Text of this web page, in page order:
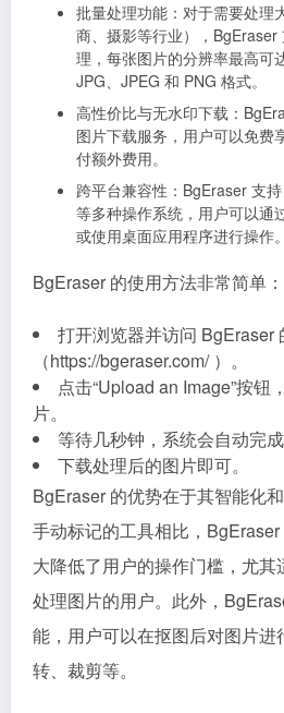
批量处理功能：对于需要处理
商、摄影等行业），
理，每张图片的分辨率最高可
JPG、JPEG 和 PNG 格式。
高性价比与无水印下载：
图片下载服务，用户可以免费
付额外费用。
跨平台兼容性：BgEraser 支
等多种操作系统，用户可以通
或使用桌面应用程序进行操作。
BgEraser 的使用方法非常简单：
打开浏览器并访问 BgEraser
（https://bgeraser.com/ ）。
点击“Upload an Image”按钮
片。
等待几秒钟，系统会自动完成
下载处理后的图片即可。
BgEraser 的优势在于其智能化
手动标记的工具相比，
大降低了用户的操作门槛，尤
处理图片的用户。此外，
能，用户可以在抠图后对图片进
转、裁剪等。